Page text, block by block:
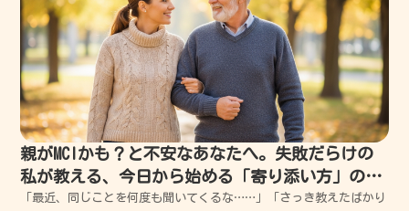
親がMCIかも？と不安なあなたへ。失敗だらけの
私が教える、今日から始める「寄り添い方」の正
解
「最近、同じことを何度も聞いてくるな……」「さっき教えたばかり